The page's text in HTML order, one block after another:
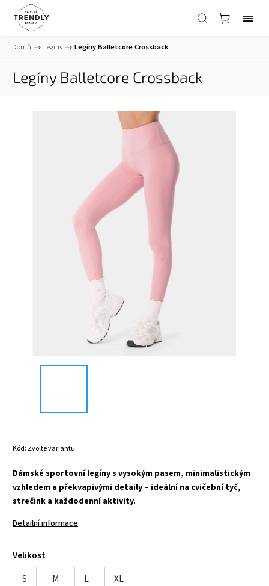
Domů / Legíny / Legíny Balletcore Crossback
Legíny Balletcore Crossback
Kód: Zvolte variantu
Dámské sportovní legíny s vysokým pasem, minimalistickým
vzhledem a překvapivými detaily – ideální na cvičební tyč,
strečink a každodenní aktivity.
Detailní informace
Velikost
S
M L XL